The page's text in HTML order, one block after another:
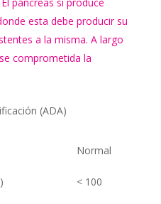
esta debe producir su
a la misma. A largo
comprometida la
(ADA)
Normal
< 100